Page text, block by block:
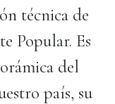
técnica de
Popular. Es
del
país, su